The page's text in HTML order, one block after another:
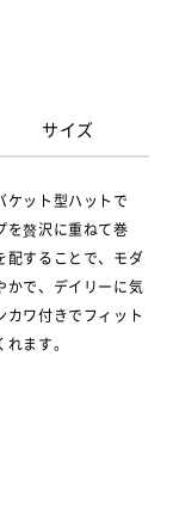
サイズ
ケット型ハットで
を贅沢に重ねて巻
配することで、モダ
かで、デイリーに気
ワ付きでフィット
ます。